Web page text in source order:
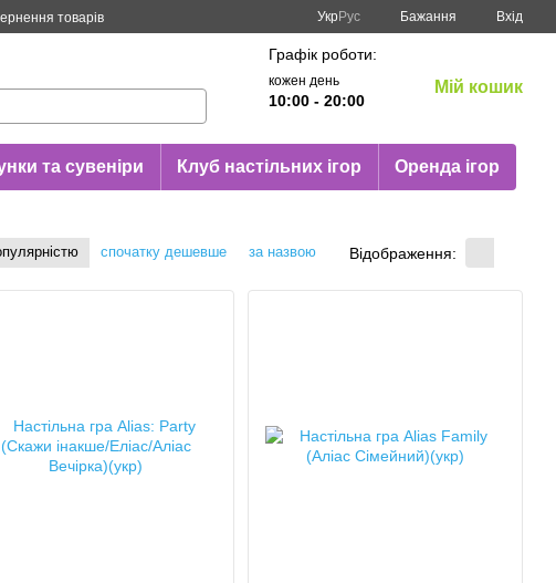
товарів
УкрРус Бажання Вхід
Графік роботи:
кожен день
10:00 - 20:00
Мій кошик
та сувеніри Клуб настільних ігор Оренда ігор
спочатку дешевше за назвою Відображення: